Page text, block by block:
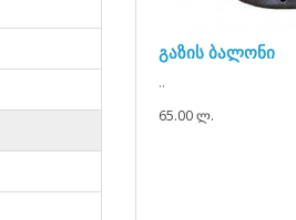
გაზის ბალონი
..
65.00 ლ.